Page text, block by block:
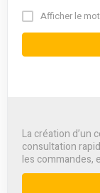
Afficher le
La création d’un
consultation
les commandes,